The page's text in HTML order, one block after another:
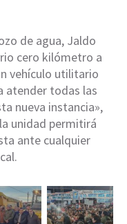
de agua, Jaldo
cero kilómetro a
vehículo utilitario
atender todas las
nueva instancia»,
unidad permitirá
ante cualquier